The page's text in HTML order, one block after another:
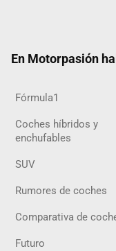
En Motorpasión
Fórmula1
Coches híbridos y
enchufables
SUV
Rumores de coches
Comparativa de
Futuro